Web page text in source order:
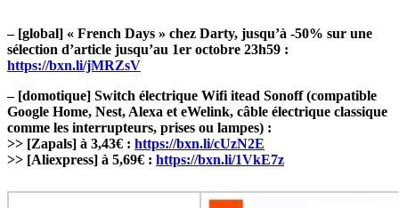
– [global] « French Days » chez Darty, jusqu’à -50% sur une
sélection d’article jusqu’au 1er octobre 23h59 :
https://bxn.li/jMRZsV
– [domotique] Switch électrique Wifi itead Sonoff (compatible
Google Home, Nest, Alexa et eWelink, câble électrique classique
comme les interrupteurs, prises ou lampes) :
>> [Zapals] à 3,43€ : https://bxn.li/cUzN2E
>> [Aliexpress] à 5,69€ : https://bxn.li/1VkE7z